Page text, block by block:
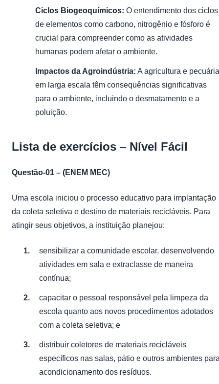
Ciclos Biogeoquímicos: O entendimento dos ciclos
de elementos como carbono, nitrogênio e fósforo é
crucial para compreender como as atividades
humanas podem afetar o ambiente.
Impactos da Agroindústria: A agricultura e pecuária
em larga escala têm consequências significativas
para o ambiente, incluindo o desmatamento e a
poluição.
Lista de exercícios – Nível Fácil
Questão-01 – (ENEM MEC)
Uma escola iniciou o processo educativo para implantação
da coleta seletiva e destino de materiais recicláveis. Para
atingir seus objetivos, a instituição planejou:
sensibilizar a comunidade escolar, desenvolvendo
atividades em sala e extraclasse de maneira
contínua;
capacitar o pessoal responsável pela limpeza da
escola quanto aos novos procedimentos adotados
com a coleta seletiva; e
distribuir coletores de materiais recicláveis
específicos nas salas, pátio e outros ambientes
acondicionamento dos resíduos.